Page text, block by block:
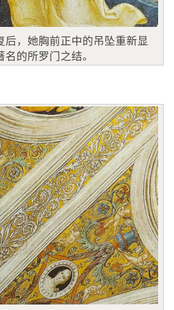
后，她胸前正中的吊坠重新显
的所罗门之结。